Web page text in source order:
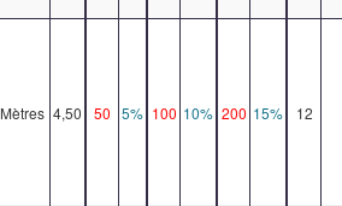
Mètres 4,50 50 5% 100 10% 200 15% 12